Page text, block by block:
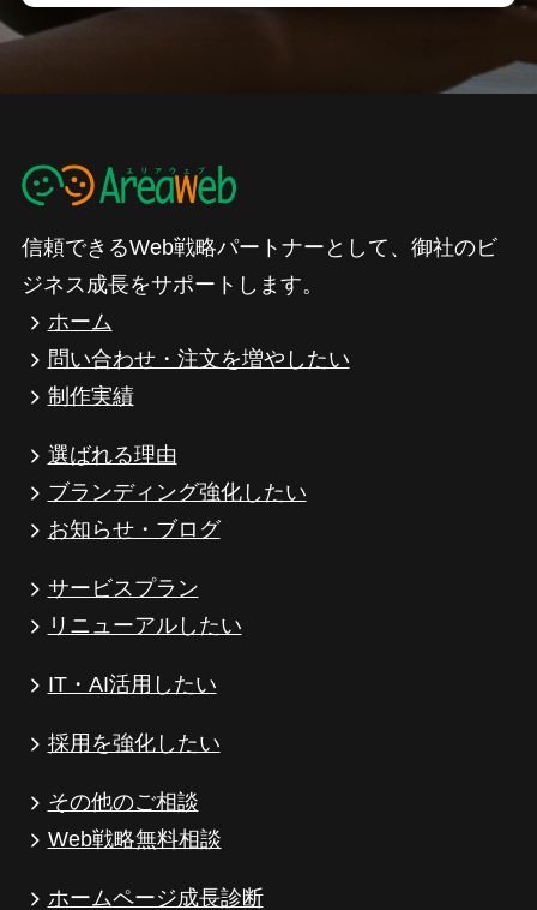
信頼できるWeb戦略パートナーとして、御社のビ
ジネス成長をサポートします。
ホーム
問い合わせ・注文を増やしたい
制作実績
選ばれる理由
ブランディング強化したい
お知らせ・ブログ
サービスプラン
リニューアルしたい
IT・AI活用したい
採用を強化したい
その他のご相談
Web戦略無料相談
ホームページ成長診断